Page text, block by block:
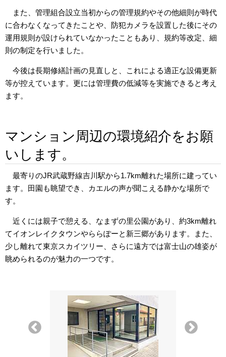
また、管理組合設立当初からの管理規約やその他細則が時代
に合わなくなってきたことや、防犯カメラを設置した後にその
運用規則が設けられていなかったこともあり、規約等改定、細
則の制定を行いました。
今後は長期修繕計画の見直しと、これによる適正な設備更新
等が控えています。更には管理費の低減等を実施できると考え
ます。
マンション周辺の環境紹介をお願
いします。
最寄りのJR武蔵野線吉川駅から1.7km離れた場所に建ってい
ます。田園も眺望でき、カエルの声が聞こえる静かな場所で
す。
近くには親子で憩える、なまずの里公園があり、約3km離れ
てイオンレイクタウンやららぽーと新三郷があります。また、
少し離れて東京スカイツリー、さらに遠方では富士山の雄姿が
眺められるのが魅力の一つです。